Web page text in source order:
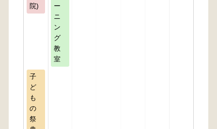
院)
ー
ニ
ン
グ
教
室
子
ど
も
の
祭